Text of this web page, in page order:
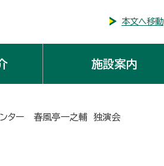
本文へ移動
施設案内
ター 春風亭一之輔 独演会